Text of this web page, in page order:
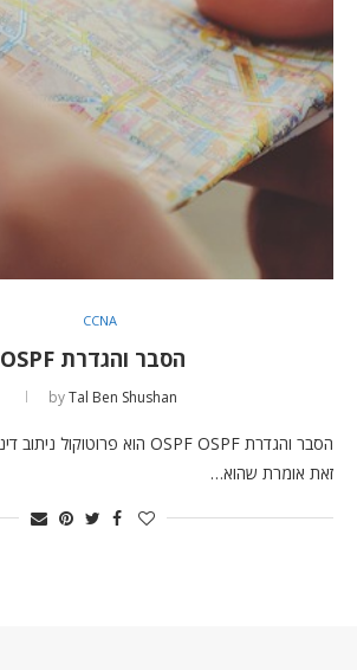
CCNA
הסבר והגדרת OSPF
byTal Ben Shushan
זאת אומרת שהוא…